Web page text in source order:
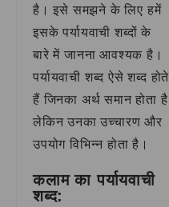
है। इसे समझने के लिए हमें
इसके पर्यायवाची शब्दों के
बारे में जानना आवश्यक है।
पर्यायवाची शब्द ऐसे शब्द होते
हैं जिनका अर्थ समान होता है
लेकिन उनका उच्चारण और
उपयोग विभिन्न होता है।
कलाम का पर्यायवाची
शब्द: